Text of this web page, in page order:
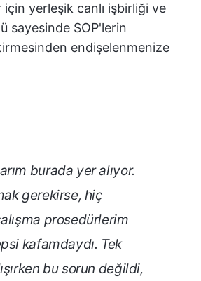
için yerleşik canlı işbirliği ve
sayesinde SOP'lerin
endişelenmenize
burada yer alıyor.
gerekirse, hiç
prosedürlerim
kafamdaydı. Tek
bu sorun değildi,